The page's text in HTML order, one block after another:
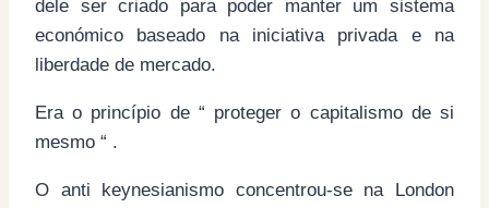
dele ser criado para poder manter um sistema
económico baseado na iniciativa privada e na
liberdade de mercado.
Era o princípio de “ proteger o capitalismo de si
mesmo “ .
O anti keynesianismo concentrou-se na London